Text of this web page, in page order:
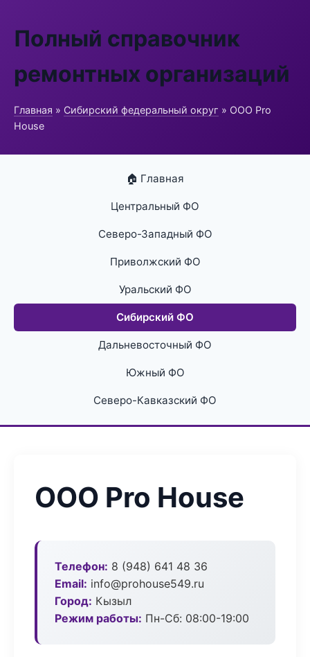
Полный справочник
ремонтных организаций
Главная » Сибирский федеральный округ » ООО Pro
House
🏠 Главная
Центральный ФО
Северо-Западный ФО
Приволжский ФО
Уральский ФО
Сибирский ФО
Дальневосточный ФО
Южный ФО
Северо-Кавказский ФО
ООО Pro House
Телефон: 8 (948) 641 48 36
Email: info@prohouse549.ru
Город: Кызыл
Режим работы: Пн-Сб: 08:00-19:00